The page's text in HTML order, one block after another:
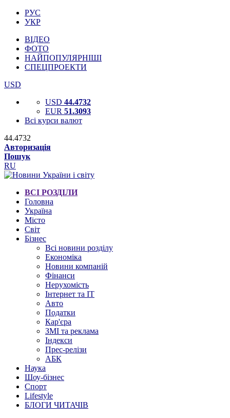
РУС
УКР
ВІДЕО
ФОТО
НАЙПОПУЛЯРНІШІ
СПЕЦПРОЕКТИ
USD
USD 44.4732
EUR 51.3093
Всі курси валют
44.4732
Авторизація
Пошук
RU
ВСІ РОЗДІЛИ
Головна
Україна
Місто
Світ
Бізнес
Всі новини розділу
Економіка
Новини компаній
Фінанси
Нерухомість
Інтернет та IT
Авто
Податки
Кар'єра
ЗМІ та реклама
Індекси
Прес-релізи
АБК
Наука
Шоу-бізнес
Спорт
Lifestyle
БЛОГИ ЧИТАЧІВ